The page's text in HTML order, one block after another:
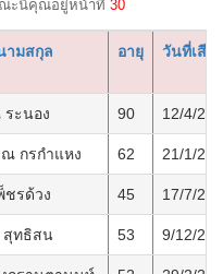
ณะนี้คุณอยู่หน้าที่ 30
ามสกุล อายุ วันที่เสีย
ะนอง 90 12/4/
กรกำแหง 62 21/1/
รด้วง 45 17/7/
สุทธิสน 53 9/12/